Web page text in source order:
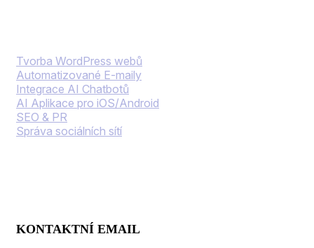
Tvorba WordPress webů
Automatizované E-maily
Integrace AI Chatbotů
AI Aplikace pro iOS/Android
SEO & PR
Správa sociálních sítí
KONTAKTNÍ EMAIL